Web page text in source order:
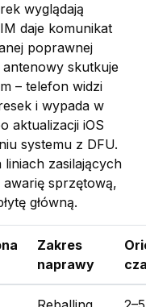
wyglądają
daje komunikat
poprawnej
skutkuje
– telefon widzi
i wypada w
aktualizacji iOS
systemu z DFU.
zasilających
awarię sprzętową,
główną.
Zakres
naprawy